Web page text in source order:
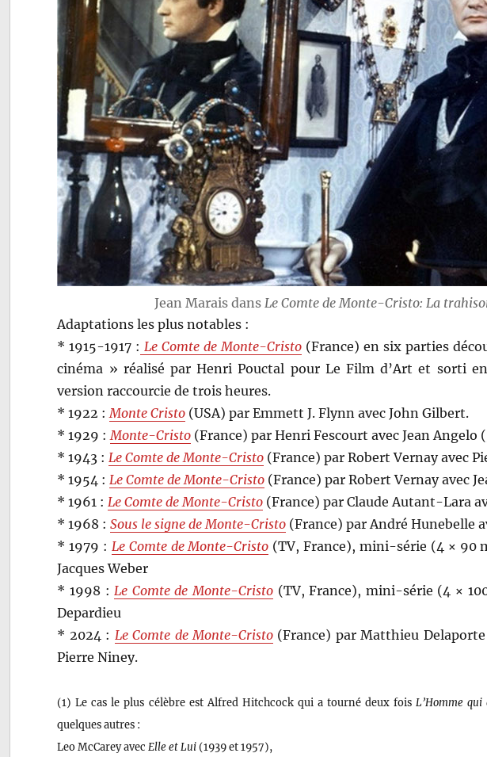
Jean Marais dans Le Comte de Monte-Cristo: La
Adaptations les plus notables :
* 1915-1917 : Le Comte de Monte-Cristo (France) en six parties
cinéma » réalisé par Henri Pouctal pour Le Film d’Art et sorti
version raccourcie de trois heures.
* 1922 : Monte Cristo (USA) par Emmett J. Flynn avec John Gilbert.
* 1929 : Monte-Cristo (France) par Henri Fescourt avec Jean Angelo
* 1943 : Le Comte de Monte-Cristo (France) par Robert Vernay avec
* 1954 : Le Comte de Monte-Cristo (France) par Robert Vernay avec
* 1961 : Le Comte de Monte-Cristo (France) par Claude Autant-Lara
* 1968 :Sous le signe de Monte-Cristo (France) par André Hunebelle
* 1979 : Le Comte de Monte-Cristo (TV, France), mini-série (4 × 90
Jacques Weber
* 1998 : Le Comte de Monte-Cristo (TV, France), mini-série (4 ×
Depardieu
* 2024 : Le Comte de Monte-Cristo(France) par Matthieu
Pierre Niney.
(1) Le cas le plus célèbre est Alfred Hitchcock qui a tourné deux foisL’Homme qui
quelques autres :
Leo McCarey avec Elle et Lui(1939 et 1957),